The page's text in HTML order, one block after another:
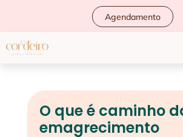
Agendamento
O que é caminho
emagrecimento